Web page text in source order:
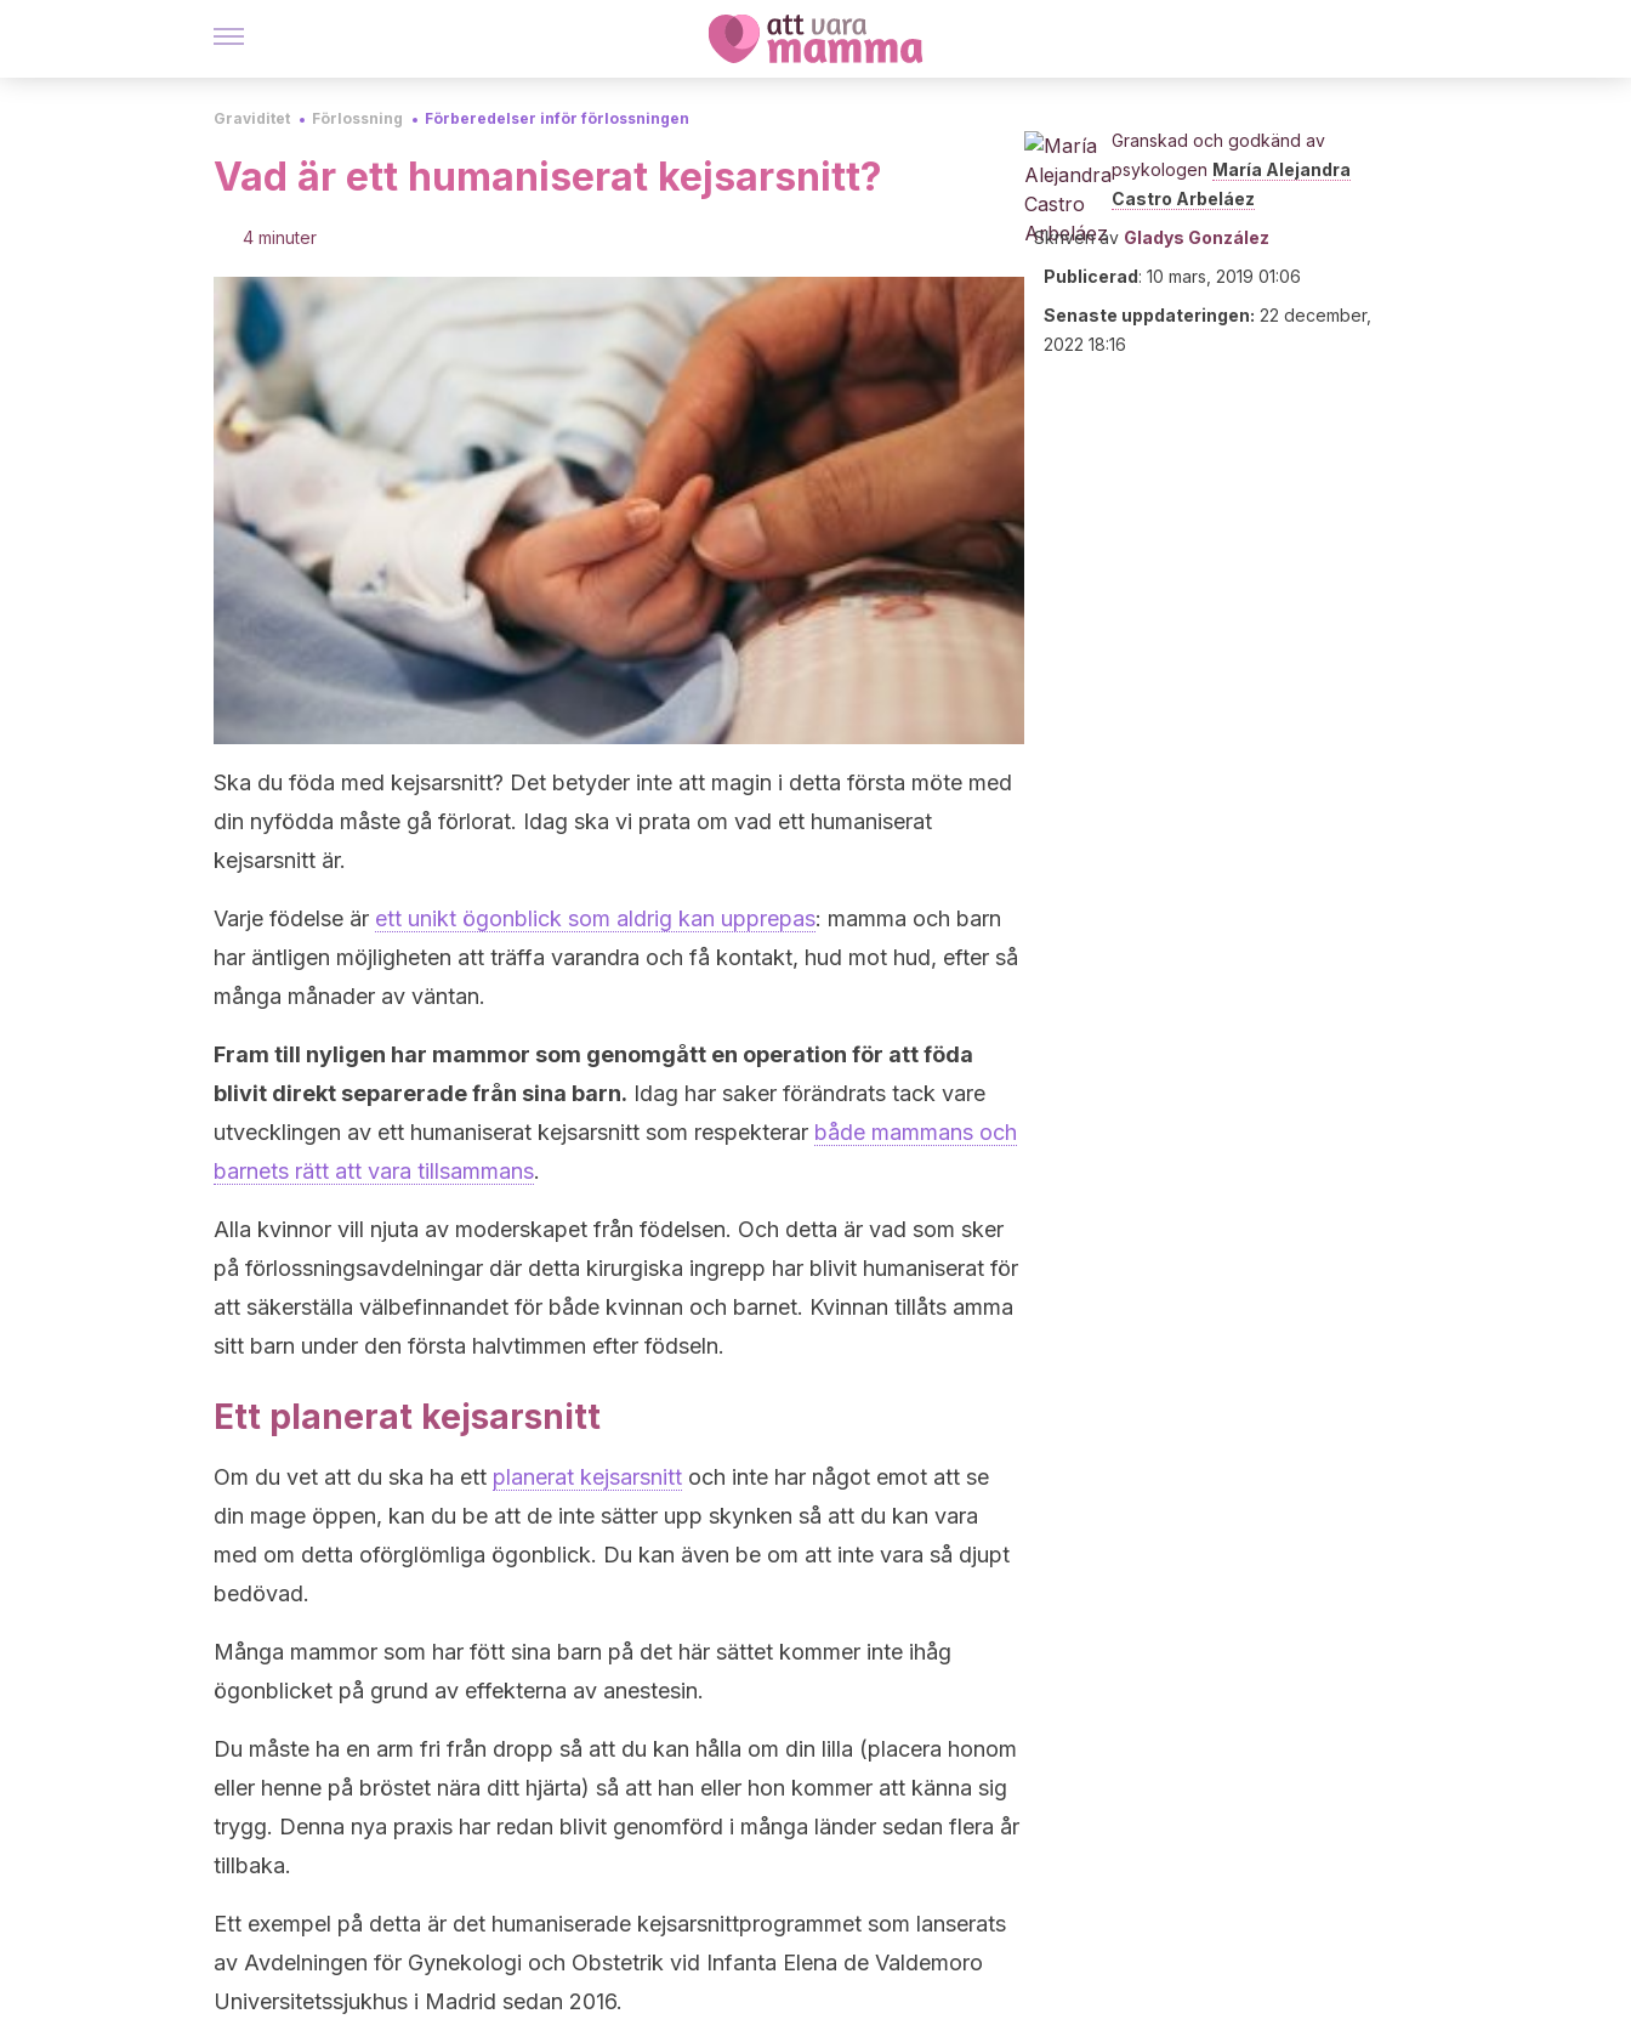
Graviditet Förlossning Förberedelser inför förlossningen
Vad är ett humaniserat kejsarsnitt?
4 minuter
Ska du föda med kejsarsnitt? Det betyder inte att magin i detta första möte med
din nyfödda måste gå förlorat. Idag ska vi prata om vad ett humaniserat
kejsarsnitt är.
Varje födelse är ett unikt ögonblick som aldrig kan upprepas: mamma och barn
har äntligen möjligheten att träffa varandra och få kontakt, hud mot hud, efter så
många månader av väntan.
Fram till nyligen har mammor som genomgått en operation för att föda
blivit direkt separerade från sina barn. Idag har saker förändrats tack vare
utvecklingen av ett humaniserat kejsarsnitt som respekterar både mammans och
barnets rätt att vara tillsammans.
Alla kvinnor vill njuta av moderskapet från födelsen. Och detta är vad som sker
på förlossningsavdelningar där detta kirurgiska ingrepp har blivit humaniserat för
att säkerställa välbefinnandet för både kvinnan och barnet. Kvinnan tillåts amma
sitt barn under den första halvtimmen efter födseln.
Ett planerat kejsarsnitt
Om du vet att du ska ha ett planerat kejsarsnitt och inte har något emot att se
din mage öppen, kan du be att de inte sätter upp skynken så att du kan vara
med om detta oförglömliga ögonblick. Du kan även be om att inte vara så djupt
bedövad.
Många mammor som har fött sina barn på det här sättet kommer inte ihåg
ögonblicket på grund av effekterna av anestesin.
Du måste ha en arm fri från dropp så att du kan hålla om din lilla (placera honom
eller henne på bröstet nära ditt hjärta) så att han eller hon kommer att känna sig
trygg. Denna nya praxis har redan blivit genomförd i många länder sedan flera år
tillbaka.
Ett exempel på detta är det humaniserade kejsarsnittprogrammet som lanserats
av Avdelningen för Gynekologi och Obstetrik vid Infanta Elena de Valdemoro
Universitetssjukhus i Madrid sedan 2016.
Granskad och godkänd av
psykologen María Alejandra
Castro Arbeláez
Skriven av Gladys González
Publicerad: 10 mars, 2019 01:06
Senaste uppdateringen: 22 december,
2022 18:16